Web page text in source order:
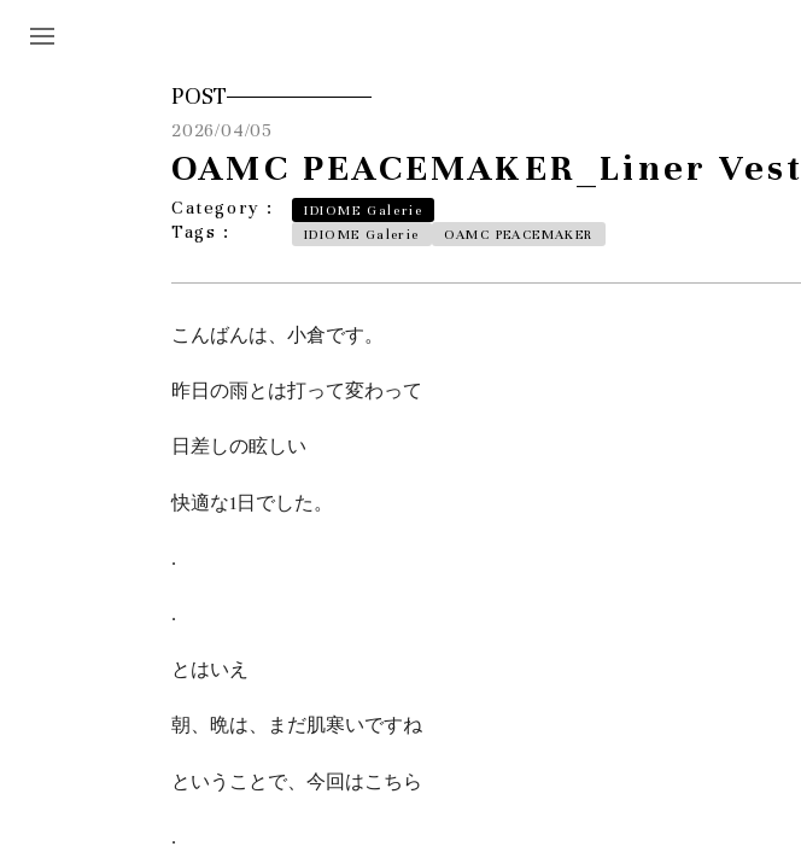
POST
2026/04/05
OAMC PEACEMAKER_Liner Vest
Category : IDIOME Galerie
Tags : IDIOME Galerie OAMC PEACEMAKER
こんばんは、小倉です。
昨日の雨とは打って変わって
日差しの眩しい
快適な1日でした。
.
.
とはいえ
朝、晩は、まだ肌寒いですね
ということで、今回はこちら
.